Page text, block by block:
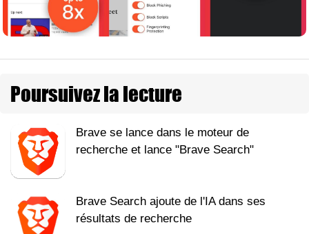
Poursuivez la lecture
Brave se lance dans le moteur de
recherche et lance "Brave Search"
Brave Search ajoute de l'IA dans ses
résultats de recherche